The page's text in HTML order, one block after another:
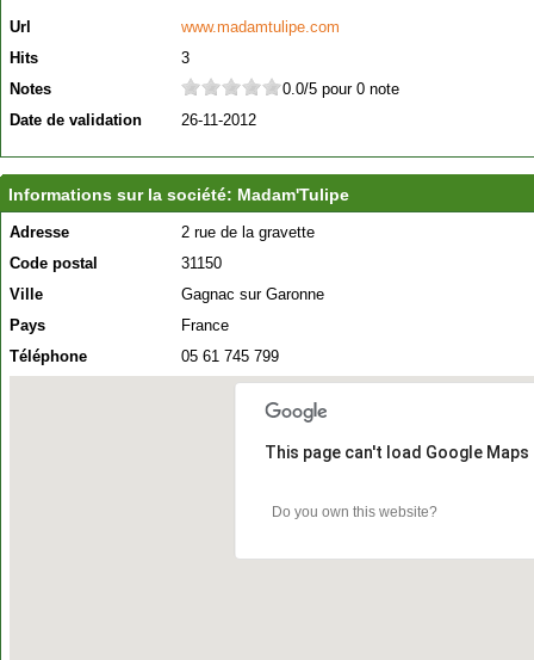
Url
www.madamtulipe.com
Hits
3
Notes
0.0/5 pour 0 note
Date de validation
26-11-2012
Informations sur la société: Madam'Tulipe
Adresse
2 rue de la gravette
Code postal
31150
Ville
Gagnac sur Garonne
Pays
France
Téléphone
05 61 745 799
This page can't load Google
Do you own this website?